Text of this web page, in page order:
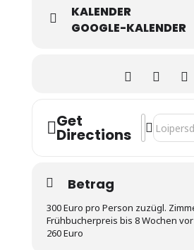
KALENDER
GOOGLE-KALENDER
Get
Directions
Address -
Betrag
300 Euro pro Person zuzügl.
Frühbucherpreis bis 8 Wochen
260 Euro